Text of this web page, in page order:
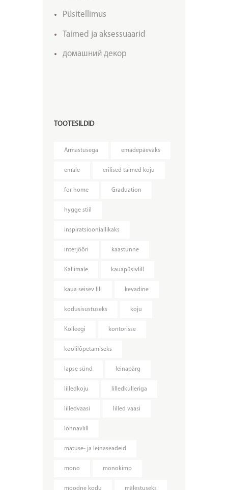
Püsitellimus
Taimed ja aksessuaarid
домашний декор
TOOTESILDID
Armastusega emadepäevaks
emale erilised taimed koju
for home Graduation
hygge stiil
inspiratsiooniallikaks
interjööri kaastunne
Kallimale kauapüsivlill
kaua seisev lill kevadine
kodusisustuseks koju
Kolleegi kontorisse
koolilõpetamiseks
lapse sünd leinapärg
lilledkoju lilledkulleriga
lilledvaasi lilled vaasi
lõhnavlill
matuse- ja leinaseadeid
mono monokimp
moodne kodu mälestuseks